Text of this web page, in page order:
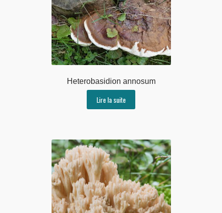
Heterobasidion annosum
Lire la suite